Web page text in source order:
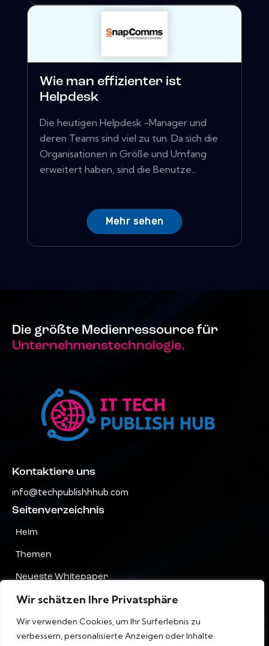
Wir schätzen Ihre Privatsphäre
Wir verwenden Cookies, um Ihr Surferlebnis zu
verbessern, personalisierte Anzeigen oder Inhalte
Wie man effizienter ist
Helpdesk
Die heutigen Helpdesk -Manager und
deren Teams sind viel zu tun. Da sich die
Organisationen in Größe und Umfang
erweitert haben, sind die Benutze...
Mehr sehen
Die größte Medienressource für
Unternehmenstechnologie.
Kontaktiere uns
info@techpublishhhub.com
Seitenverzeichnis
Heim
Themen
Neueste Whitepaper
Unternehmen AZ
Kontaktiere uns